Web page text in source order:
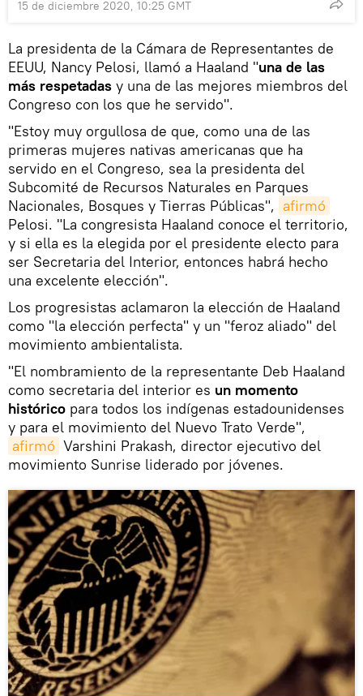
15 de diciembre 2020, 10:25 GMT
La presidenta de la Cámara de Representantes de
EEUU, Nancy Pelosi, llamó a Haaland "una de las
más respetadas y una de las mejores miembros del
Congreso con los que he servido".
"Estoy muy orgullosa de que, como una de las
primeras mujeres nativas americanas que ha
servido en el Congreso, sea la presidenta del
Subcomité de Recursos Naturales en Parques
Nacionales, Bosques y Tierras Públicas", afirmó
Pelosi. "La congresista Haaland conoce el territorio,
y si ella es la elegida por el presidente electo para
ser Secretaria del Interior, entonces habrá hecho
una excelente elección".
Los progresistas aclamaron la elección de Haaland
como "la elección perfecta" y un "feroz aliado" del
movimiento ambientalista.
"El nombramiento de la representante Deb Haaland
como secretaria del interior es un momento
histórico para todos los indígenas estadounidenses
y para el movimiento del Nuevo Trato Verde",
afirmó Varshini Prakash, director ejecutivo del
movimiento Sunrise liderado por jóvenes.